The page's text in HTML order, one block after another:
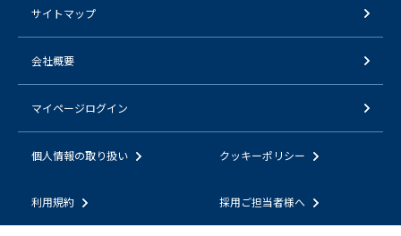
サイトマップ
会社概要
マイページログイン
個人情報の取り扱い クッキーポリシー
利用規約 採用ご担当者様へ